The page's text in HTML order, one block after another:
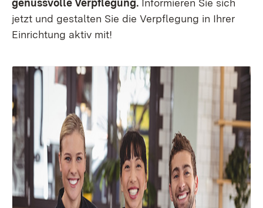
genussvolle Verpflegung. Informieren Sie sich
jetzt und gestalten Sie die Verpflegung in Ihrer
Einrichtung aktiv mit!